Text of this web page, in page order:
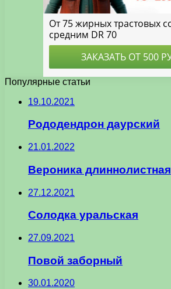
Популярные статьи
19.10.2021
Рододендрон даурский
21.01.2022
Вероника длиннолистная
27.12.2021
Солодка уральская
27.09.2021
Повой заборный
30.01.2020